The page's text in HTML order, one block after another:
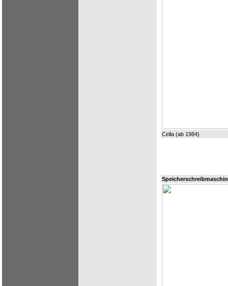
Cella (ab 1984)